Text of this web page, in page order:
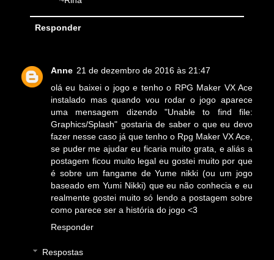
Responder
Anne 21 de dezembro de 2016 às 21:47
olá eu baixei o jogo e tenho o RPG Maker VX Ace
instalado mas quando vou rodar o jogo aparece
uma mensagem dizendo "Unable to find file:
Graphics/Splash" gostaria de saber o que eu devo
fazer nesse caso já que tenho o Rpg Maker VX Ace,
se puder me ajudar eu ficaria muito grata, e aliás a
postagem ficou muito legal eu gostei muito por que
é sobre um fangame de Yume nikki (ou um jogo
baseado em Yumi Nikki) que eu não conhecia e eu
realmente gostei muito só lendo a postagem sobre
como parece ser a história do jogo <3
Responder
Respostas